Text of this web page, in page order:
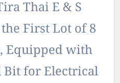
Thai E & S
First Lot of 8
Equipped with
Bit for Electrical